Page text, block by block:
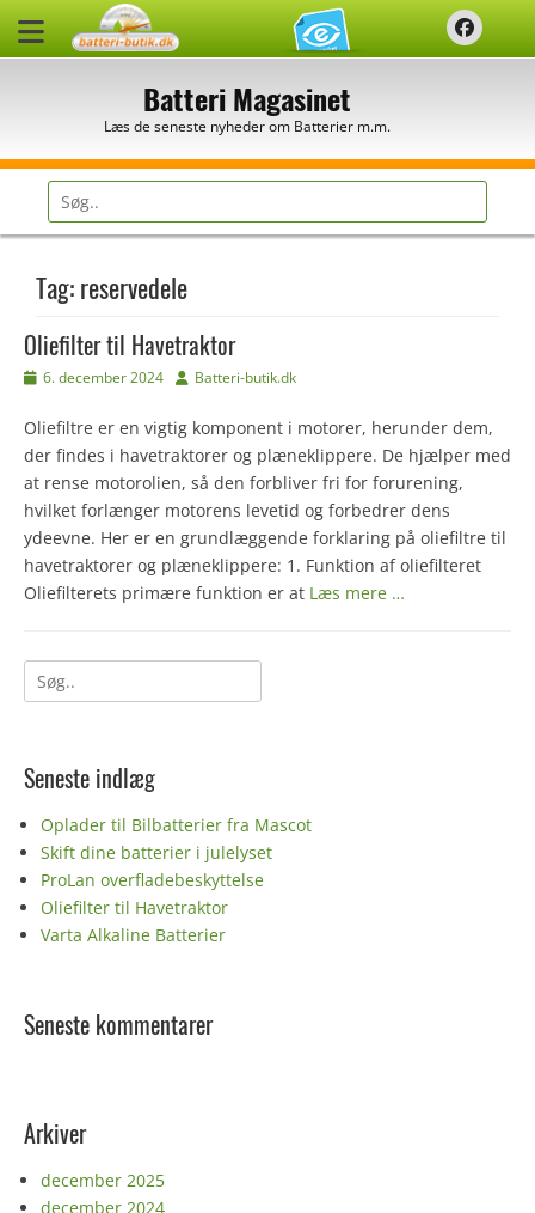
Batteri Magasinet
Læs de seneste nyheder om Batterier m.m.
Søg
efter:
Tag:reservedele
Oliefilter til Havetraktor
Udgivet
6. december 2024 Forfatter
Batteri-butik.dk
Oliefiltre er en vigtig komponent i motorer, herunder dem,
der findes i havetraktorer og plæneklippere. De hjælper med
at rense motorolien, så den forbliver fri for forurening,
hvilket forlænger motorens levetid og forbedrer dens
ydeevne. Her er en grundlæggende forklaring på oliefiltre til
havetraktorer og plæneklippere: 1. Funktion af oliefilteret
Oliefilterets primære funktion er at Læs mere …
Søg
efter:
Seneste indlæg
Oplader til Bilbatterier fra Mascot
Skift dine batterier i julelyset
ProLan overfladebeskyttelse
Oliefilter til Havetraktor
Varta Alkaline Batterier
Seneste kommentarer
Arkiver
december 2025
december 2024